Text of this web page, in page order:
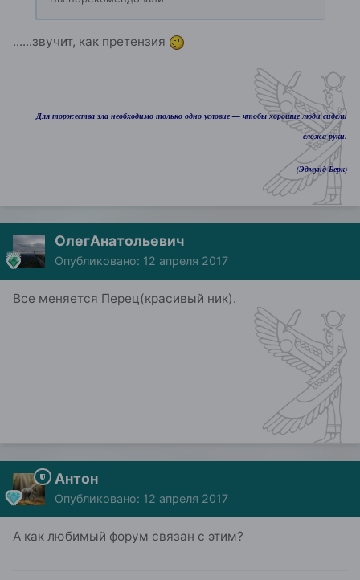
......звучит, как претензия
Для торжества зла необходимо только одно условие — чтобы хорошие люди сидели
сложа руки.
(Эдмунд Берк)
ОлегАнатольевич
Опубликовано: 12 апреля 2017
Все меняется Перец(красивый ник).
Антон
Опубликовано: 12 апреля 2017
А как любимый форум связан с этим?